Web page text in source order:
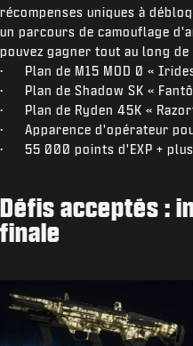
récompenses uniques à
un parcours de camouflage
pouvez gagner tout au long de
· Plan de M15 MOD 0 «
· Plan de Shadow SK «
· Plan de Ryden 45K «
· Apparence d'opérateur
· 55 000 points d'EXP + plus
Défis acceptés :
finale